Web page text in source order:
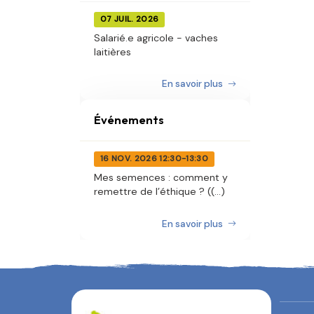
07 JUIL. 2026
Salarié.e agricole - vaches
laitières
En savoir plus
Événements
16 NOV. 2026 12:30-13:30
Mes semences : comment y
remettre de l’éthique ? ((...)
En savoir plus